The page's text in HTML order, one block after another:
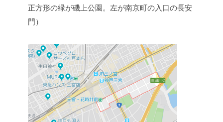
正方形の緑が磯上公園。左が南京町の入口の長安
門）